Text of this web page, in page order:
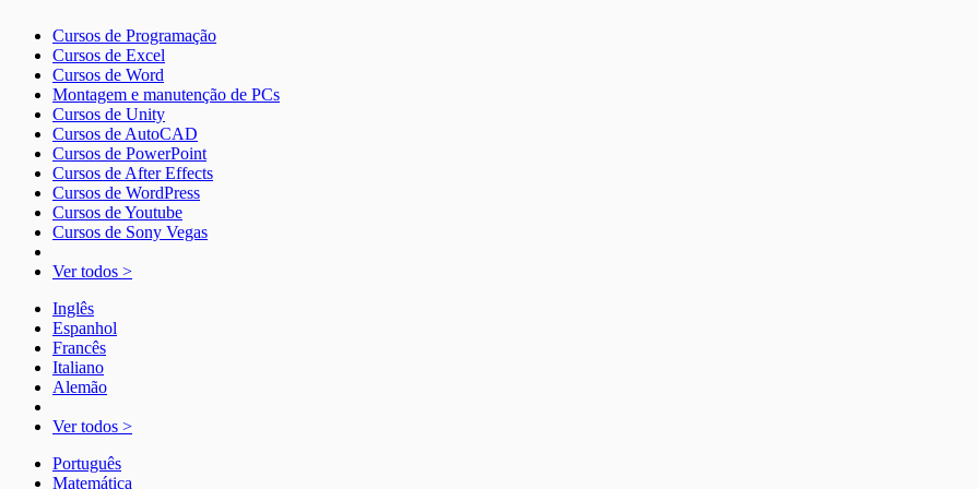
Cursos de Programação
Cursos de Excel
Cursos de Word
Montagem e manutenção de PCs
Cursos de Unity
Cursos de AutoCAD
Cursos de PowerPoint
Cursos de After Effects
Cursos de WordPress
Cursos de Youtube
Cursos de Sony Vegas
Ver todos >
Inglês
Espanhol
Francês
Italiano
Alemão
Ver todos >
Português
Matemática